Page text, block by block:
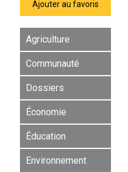
Ajouter au favoris
Agriculture
Communauté
Dossiers
Économie
Éducation
Environnement